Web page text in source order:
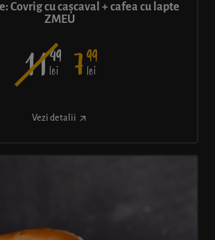
Covrig cu cașcaval + cafea cu lapte
ZMEU
1149
lei 799
lei
Vezi detalii